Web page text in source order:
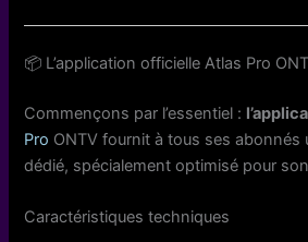
📦 L’application officielle Atlas Pro
Commençons par l’essentiel :
Pro ONTV fournit à tous ses abonnés
dédié, spécialement optimisé pour
Caractéristiques techniques